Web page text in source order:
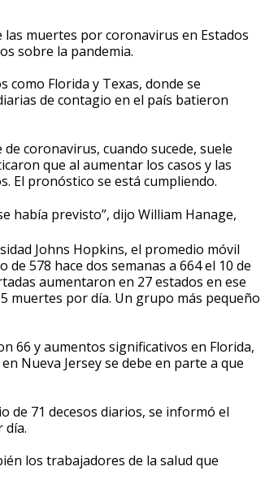
las muertes por coronavirus en Estados
sobre la pandemia.
como Florida y Texas, donde se
de contagio en el país batieron
coronavirus, cuando sucede, suele
que al aumentar los casos y las
El pronóstico se está cumpliendo.
había previsto”, dijo William Hanage,
Johns Hopkins, el promedio móvil
578 hace dos semanas a 664 el 10 de
aumentaron en 27 estados en ese
muertes por día. Un grupo más pequeño
66 y aumentos significativos en Florida,
Nueva Jersey se debe en parte a que
de 71 decesos diarios, se informó el
día.
los trabajadores de la salud que